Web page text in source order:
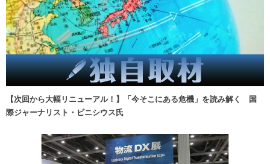
【次回から大幅リニューアル！】「今そこにある危機」を読み解く 国
際ジャーナリスト・ビニシウス氏